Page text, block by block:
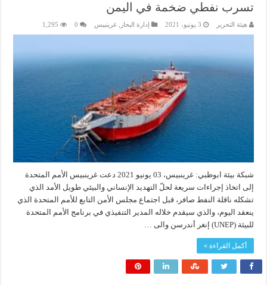
تسرب نفطي ضخمة في اليمن
هيئة التحرير 3 يونيو، 2021 إدارة البحار غرينبيس 0
1,295
شبكة بيئة ابوظبي: غرينبيس، 03 يونيو 2021 دعت غرينبيس الأمم المتحدة
إلى اتخاذ إجراءات سريعة لحلّ التهديد الإنساني والبيئي طويل الأمد الذي
تشكله ناقلة النفط صافر، قبل اجتماع مجلس الأمن التابع للأمم المتحدة الذي
ينعقد اليوم، والذي سيقدم خلاله المدير التنفيذي في برنامج الأمم المتحدة
للبيئة (UNEP) إنغر أندرسن والى …
أكمل القراءة »